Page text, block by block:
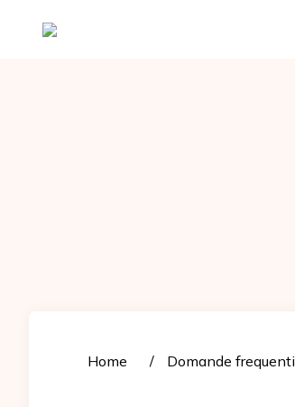
Tattoomuse.it
Home Domande frequenti